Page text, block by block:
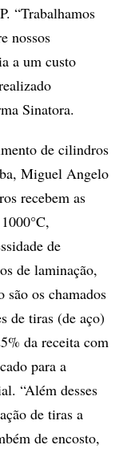
“Trabalhamos
nossos
a um custo
Sinatora.
de cilindros
Miguel Angelo
recebem as
de
de laminação,
são os chamados
de tiras (de aço)
da receita com
para a
“Além desses
de tiras a
de encosto,